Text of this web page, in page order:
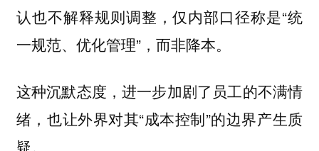
认也不解释规则调整，仅内部口径称是“统
一规范、优化管理”，而非降本。
这种沉默态度，进一步加剧了员工的不满情
绪，也让外界对其“成本控制”的边界产生质
疑。